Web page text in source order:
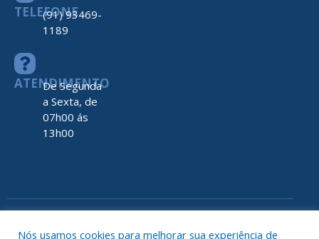
TELEFONE
(91) 93469-
1189
ATENDIMENTO
De Segunda
a Sexta, de
07h00 ás
13h00
Nós usamos cookies para melhorar sua experiência de